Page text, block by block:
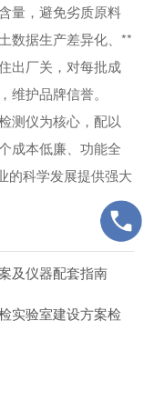
量，避免劣质原料
数据生产差异化、**
出厂关，对每批成
维护品牌信誉。
测仪为核心，配以
成本低廉、功能全
的科学发展提供强大
及仪器配套指南
实验室建设方案检